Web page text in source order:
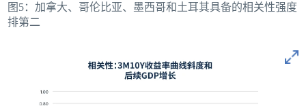
图5：加拿大、哥伦比亚、墨西哥和土耳其具备的相关性强度
排第二